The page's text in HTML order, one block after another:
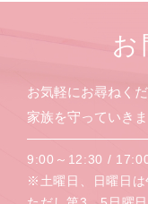
お
お気軽にお尋ねく
家族を守っていきま
9:00～12:30 /
※土曜日、日曜日は